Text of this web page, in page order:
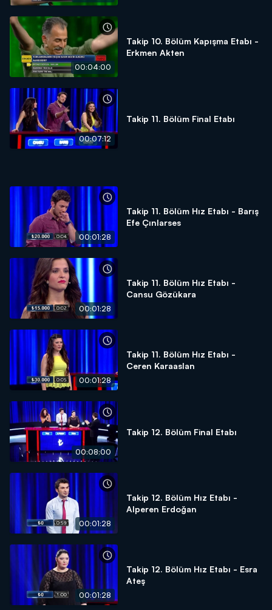
00:04:00
Takip 10. Bölüm Kapışma Etabı -
Erkmen Akten
00:07:12
Takip 11. Bölüm Final Etabı
00:01:28
Takip 11. Bölüm Hız Etabı - Barış
Efe Çınlarses
00:01:28
Takip 11. Bölüm Hız Etabı -
Cansu Gözükara
00:01:28
Takip 11. Bölüm Hız Etabı -
Ceren Karaaslan
00:08:00
Takip 12. Bölüm Final Etabı
00:01:28
Takip 12. Bölüm Hız Etabı -
Alperen Erdoğan
00:01:28
Takip 12. Bölüm Hız Etabı - Esra
Ateş